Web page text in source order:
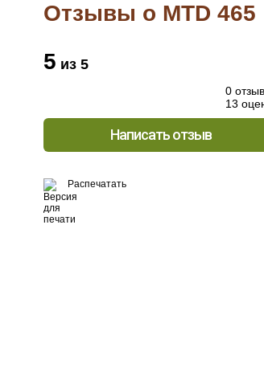
Отзывы о MTD 465
5 из 5
0
13
Написать отзыв
Распечатать